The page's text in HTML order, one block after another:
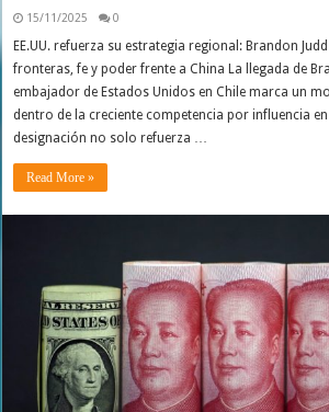
15/11/2025 0
EE.UU. refuerza su estrategia regional: Brandon
fronteras, fe y poder frente a China La llegada de
embajador de Estados Unidos en Chile marca un
dentro de la creciente competencia por influencia en
designación no solo refuerza …
Read More »